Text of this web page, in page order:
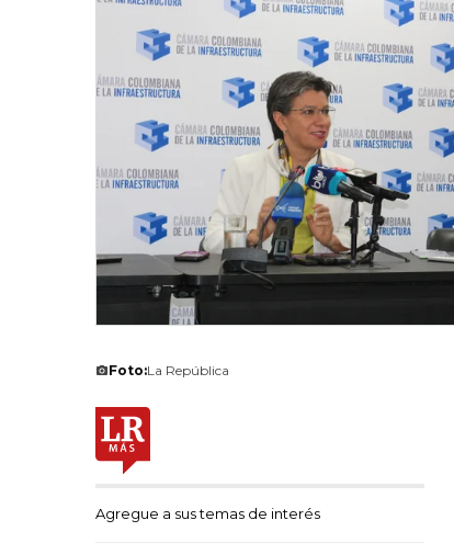
Foto:La República
Agregue a sus temas de interés